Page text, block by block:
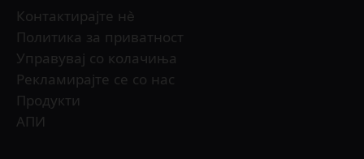
Контактирајте нè
Политика за приватност
Управувај со колачиња
Рекламирајте се со нас
Продукти
АПИ